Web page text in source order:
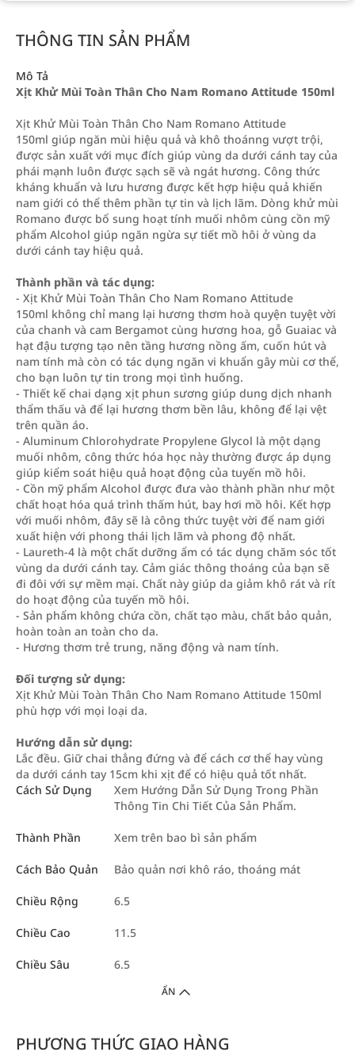
THÔNG TIN SẢN PHẨM
Mô Tả
Xịt Khử Mùi Toàn Thân Cho Nam Romano Attitude 150ml
Xịt Khử Mùi Toàn Thân Cho Nam Romano Attitude
150ml giúp ngăn mùi hiệu quả và khô thoánng vượt trội,
được sản xuất với mục đích giúp vùng da dưới cánh tay của
phái mạnh luôn được sạch sẽ và ngát hương. Công thức
kháng khuẩn và lưu hương được kết hợp hiệu quả khiến
nam giới có thể thêm phần tự tin và lịch lãm. Dòng khử mùi
Romano được bổ sung hoạt tính muối nhôm cùng cồn mỹ
phẩm Alcohol giúp ngăn ngừa sự tiết mồ hôi ở vùng da
dưới cánh tay hiệu quả.
Thành phần và tác dụng:
- Xịt Khử Mùi Toàn Thân Cho Nam Romano Attitude
150ml không chỉ mang lại hương thơm hoà quyện tuyệt vời
của chanh và cam Bergamot cùng hương hoa, gỗ Guaiac và
hạt đậu tượng tạo nên tầng hương nồng ấm, cuốn hút và
nam tính mà còn có tác dụng ngăn vi khuẩn gây mùi cơ thể,
cho bạn luôn tự tin trong mọi tình huống.
- Thiết kế chai dạng xịt phun sương giúp dung dịch nhanh
thẩm thấu và để lại hương thơm bền lâu, không để lại vệt
trên quần áo.
- Aluminum Chlorohydrate Propylene Glycol là một dạng
muối nhôm, công thức hóa học này thường được áp dụng
giúp kiểm soát hiệu quả hoạt động của tuyến mồ hôi.
- Cồn mỹ phẩm Alcohol được đưa vào thành phần như một
chất hoạt hóa quá trình thấm hút, bay hơi mồ hôi. Kết hợp
với muối nhôm, đây sẽ là công thức tuyệt vời để nam giới
xuất hiện với phong thái lịch lãm và phong độ nhất.
- Laureth-4 là một chất dưỡng ẩm có tác dụng chăm sóc tốt
vùng da dưới cánh tay. Cảm giác thông thoáng của bạn sẽ
đi đôi với sự mềm mại. Chất này giúp da giảm khô rát và rít
do hoạt động của tuyến mồ hôi.
- Sản phẩm không chứa cồn, chất tạo màu, chất bảo quản,
hoàn toàn an toàn cho da.
- Hương thơm trẻ trung, năng động và nam tính.
Đối tượng sử dụng:
Xịt Khử Mùi Toàn Thân Cho Nam Romano Attitude 150ml
phù hợp với mọi loại da.
Hướng dẫn sử dụng:
Lắc đều. Giữ chai thẳng đứng và để cách cơ thể hay vùng
da dưới cánh tay 15cm khi xịt để có hiệu quả tốt nhất.
Cách Sử Dụng
Xem Hướng Dẫn Sử Dụng Trong Phần
Thông Tin Chi Tiết Của Sản Phẩm.
Thành Phần Xem trên bao bì sản phẩm
Cách Bảo Quản Bảo quản nơi khô ráo, thoáng mát
Chiều Rộng 6.5
Chiều Cao 11.5
Chiều Sâu 6.5
ẨN
PHƯƠNG THỨC GIAO HÀNG